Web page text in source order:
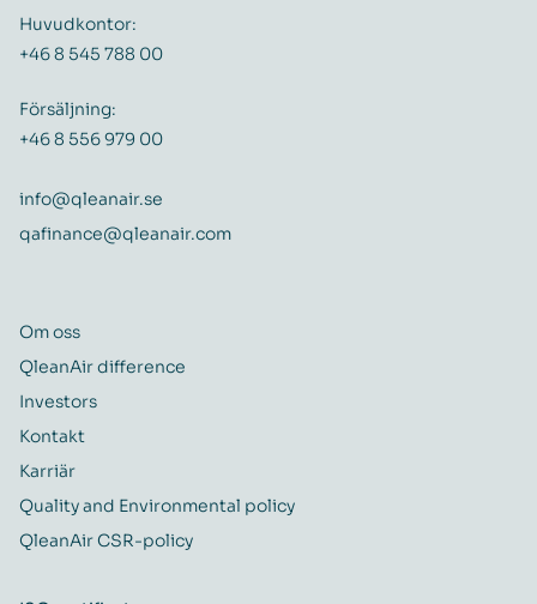
Huvudkontor:
+46 8 545 788 00
Försäljning:
+46 8 556 979 00
info@qleanair.se
qafinance@qleanair.com
Om oss
QleanAir difference
Investors
Kontakt
Karriär
Quality and Environmental policy
QleanAir CSR-policy